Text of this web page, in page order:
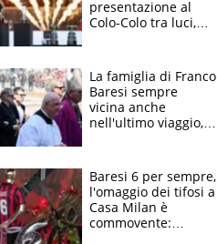
presentazione al
Colo-Colo tra luci,
La famiglia di Franco
Baresi sempre
vicina anche
nell'ultimo viaggio,
circondati
dall'affetto dei tifosi
Baresi 6 per sempre,
l'omaggio dei tifosi a
Casa Milan è
commovente: